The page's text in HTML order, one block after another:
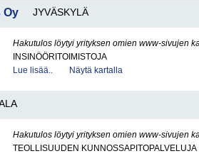
Oy JYVÄSKYLÄ
Hakutulos löytyi yrityksen omien www-sivujen
INSINÖÖRITOIMISTOJA
Lue lisää..
Näytä kartalla
Hakutulos löytyi yrityksen omien www-sivujen
TEOLLISUUDEN KUNNOSSAPITOPALVELUJA